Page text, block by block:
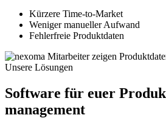
Kürzere Time-to-Market
Weniger manueller Aufwand
Fehlerfreie Produktdaten
Unsere Lösungen
Software für euer
management